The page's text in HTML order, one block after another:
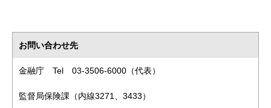
お問い合わせ先
金融庁 Tel 03-3506-6000（代表）
監督局保険課（内線3271、3433）